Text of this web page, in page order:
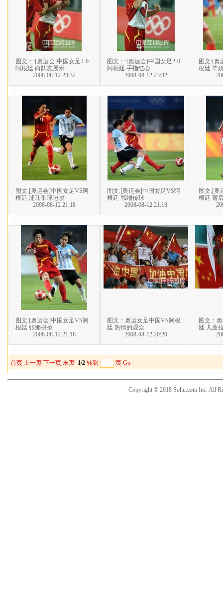
图文：:[奥运会]中国女足2-0
阿根廷 向队友展示
2008-08-12 23:32
图文：:[奥运会]中国女足2-0
阿根廷 手指红心
2008-08-12 23:32
图文:[奥
根廷 毕
图文:[奥运会]中国女足VS阿
根廷 浦玮带球进攻
2008-08-12 21:18
图文:[奥运会]中国女足VS阿
根廷 韩端传球
2008-08-12 21:18
图文:[奥
根廷 背
图文:[奥运会]中国女足VS阿
根廷 张娜拼抢
2008-08-12 21:18
图文：奥运女足中国VS阿根
廷 热情的观众
2008-08-12 20:20
图文：
廷 儿童
首页 上一页 下一页 末页 1/2转到 页 Go
Copyright © 2018 Sohu.com Inc. All